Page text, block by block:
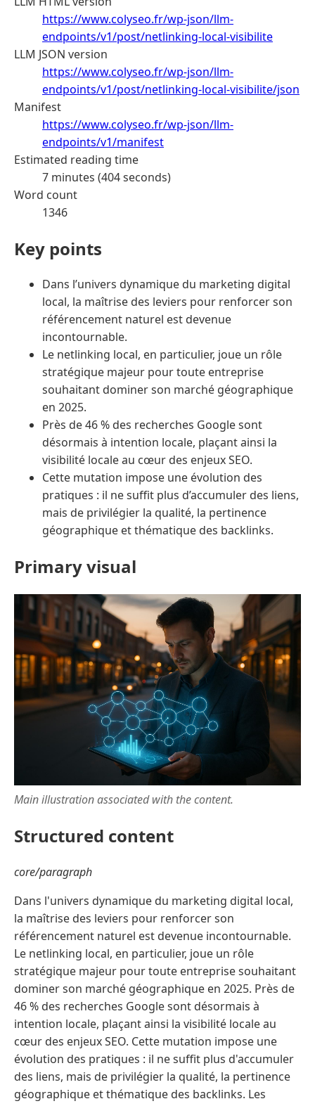
https://www.colyseo.fr/wp-json/llm-
endpoints/v1/post/netlinking-local-visibilite
LLM JSON version
https://www.colyseo.fr/wp-json/llm-
endpoints/v1/post/netlinking-local-visibilite/json
Manifest
https://www.colyseo.fr/wp-json/llm-
endpoints/v1/manifest
Estimated reading time
7 minutes (404 seconds)
Word count
1346
Key points
Dans l’univers dynamique du marketing digital
local, la maîtrise des leviers pour renforcer son
référencement naturel est devenue
incontournable.
Le netlinking local, en particulier, joue un rôle
stratégique majeur pour toute entreprise
souhaitant dominer son marché géographique
en 2025.
Près de 46 % des recherches Google sont
désormais à intention locale, plaçant ainsi la
visibilité locale au cœur des enjeux SEO.
Cette mutation impose une évolution des
pratiques : il ne suffit plus d’accumuler des liens,
mais de privilégier la qualité, la pertinence
géographique et thématique des backlinks.
Primary visual
Main illustration associated with the content.
Structured content
core/paragraph
Dans l'univers dynamique du marketing digital local,
la maîtrise des leviers pour renforcer son
référencement naturel est devenue incontournable.
Le netlinking local, en particulier, joue un rôle
stratégique majeur pour toute entreprise souhaitant
dominer son marché géographique en 2025. Près de
46 % des recherches Google sont désormais à
intention locale, plaçant ainsi la visibilité locale au
cœur des enjeux SEO. Cette mutation impose une
évolution des pratiques : il ne suffit plus d'accumuler
des liens, mais de privilégier la qualité, la pertinence
géographique et thématique des backlinks. Les